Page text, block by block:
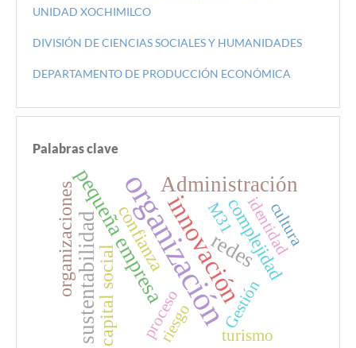
UNIDAD XOCHIMILCO
DIVISIÓN DE CIENCIAS SOCIALES Y HUMANIDADES
DEPARTAMENTO DE PRODUCCIÓN ECONÓMICA
Palabras clave
organización
innovación
pequeña empresa redes
Administración
sustentabilidad
organizaciones capital social
complejidad
confianza
proceso Gestión
M31 identidad
riesgo
cultura
turismo